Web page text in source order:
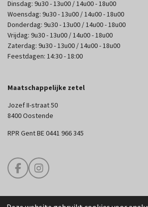
Dinsdag: 9u30 - 13u00 / 14u00 - 18u00
Woensdag: 9u30 - 13u00 / 14u00 - 18u00
Donderdag: 9u30 - 13u00 / 14u00 - 18u00
Vrijdag: 9u30 - 13u00 / 14u00 - 18u00
Zaterdag: 9u30 - 13u00 / 14u00 - 18u00
Feestdagen: 14:30 - 18:00
Maatschappelijke zetel
Jozef II-straat 50
8400 Oostende
RPR Gent BE 0441 966 345
F
a
I
n